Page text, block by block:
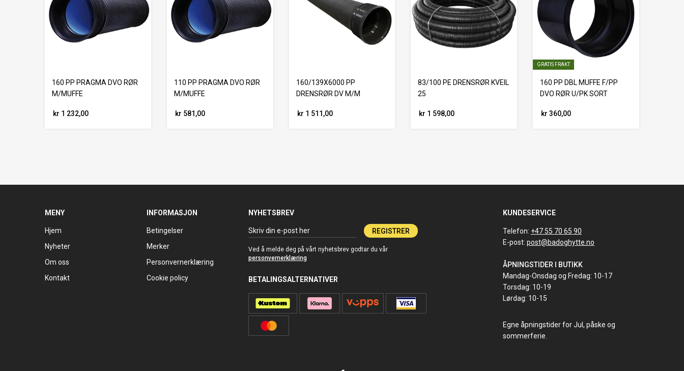
160 PP PRAGMA DVO RØR
M/MUFFE
kr 1 232,00
110 PP PRAGMA DVO RØR
M/MUFFE
kr 581,00
160/139X6000 PP
DRENSRØR DV M/M
kr 1 511,00
83/100 PE DRENSRØR KVEIL
25
kr 1 598,00
GRATIS FRAKT
160 PP DBL MUFFE F/PP
DVO RØR U/PK SORT
kr 360,00
MENY
Hjem
Nyheter
Om oss
Kontakt
INFORMASJON
Betingelser
Merker
Personvernerklæring
Cookie policy
NYHETSBREV
REGISTRER
Ved å melde deg på vårt nyhetsbrev godtar du vår
personvernerklæring
BETALINGSALTERNATIVER
KUNDESERVICE
Telefon: +47 55 70 65 90
E-post: post@badoghytte.no
ÅPNINGSTIDER I BUTIKK
Mandag-Onsdag og Fredag: 10-17
Torsdag: 10-19
Lørdag: 10-15
Egne åpningstider for Jul, påske og
sommerferie.